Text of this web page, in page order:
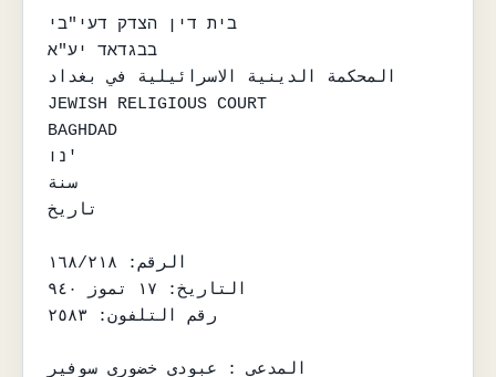
בית דין הצדק דעי"בי
בבגדאד יע"א
المحكمة الدينية الاسرائيلية في بغداد
JEWISH RELIGIOUS COURT
BAGHDAD
נו'
سنة
تاريخ
الرقم: ١٦٨/٢١٨
التاريخ: ١٧ تموز ٩٤٠
رقم التلفون: ٢٥٨٣
المدعي : عبودي خضوري سوفير